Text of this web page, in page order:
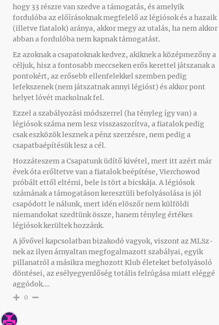
hogy 33 részre van szedve a támogatás, és amelyik
fordulóba az előírásoknak megfelelő az légiósok és a hazaik
(illetve fiatalok) aránya, akkor megy az utalás, ha nem akkor
abban a fordulóba nem kapnak támogatást.
Ez azoknak a csapatoknak kedvez, akiknek a középmezőny a
céljuk, hisz a fontosabb meccseken erős kerettel játszanak a
pontokért, az erősebb ellenfelekkel szemben pedig
lefekszenek (nem játszatnak annyi légióst) és akkor pont
helyet lóvét markolnak fel.
Ezzel a szabályozási módszerrel (ha tényleg így van) a
légiósok száma nem lesz visszaszorítva, a fiatalok pedig
csak eszközök lesznek a pénz szerzésre, nem pedig a
csapatbaépítésük lesz a cél.
Hozzáteszem a Csapatunk üdítő kivétel, mert itt azért már
évek óta erőltetve van a fiatalok beépítése, Vierchowod
próbált ettől eltérni, bele is tört a bicskája. A légiósok
számának a támogatáson keresztüli befolyásolása is jól
csapódott le nálunk, mert idén elöszőr nem külföldi
niemandokat szedtünk össze, hanem tényleg értékes
légiósok kerültek hozzánk.
A jővővel kapcsolatban bizakodó vagyok, viszont az MLSz-
nek az ilyen árnyaltan megfogalmazott szabályai, egyik
pillanatról a másikra meghozott Klub életeket befolyásoló
döntései, az esélyegyenlőség totális felrúgása miatt eléggé
aggódok….
0